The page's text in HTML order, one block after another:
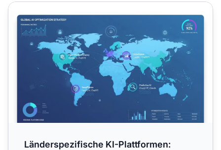
Länderspezifische KI-Plattformen: Optimierung nach
Länderspezifische KI-Plattformen: